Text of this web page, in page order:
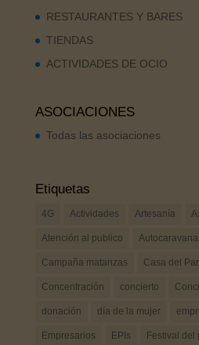
RESTAURANTES Y BARES
TIENDAS
ACTIVIDADES DE OCIO
ASOCIACIONES
Todas las asociaciones
Etiquetas
4G Actividades Artesanía
Atención al publico
Campaña matanzas Casa del
Concentración concierto
donación día de la mujer
Empresarios EPIs Festival del